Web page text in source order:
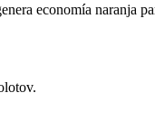
economía naranja